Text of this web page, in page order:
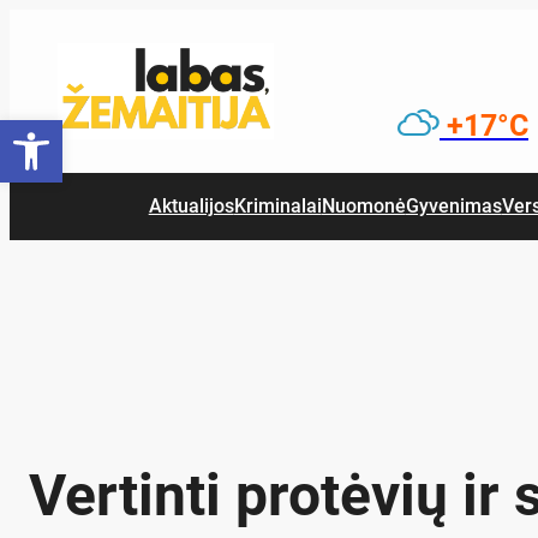
Open toolbar +17°C
AktualijosKriminalai NuomonėGyvenimas
Vertinti protėvių ir